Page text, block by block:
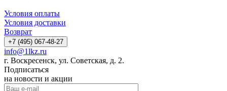
Условия оплаты
Условия доставки
Возврат
+7 (495) 067-48-27
info@1lkz.ru
г. Воскресенск, ул. Советская, д. 2.
Подписаться
на новости и акции